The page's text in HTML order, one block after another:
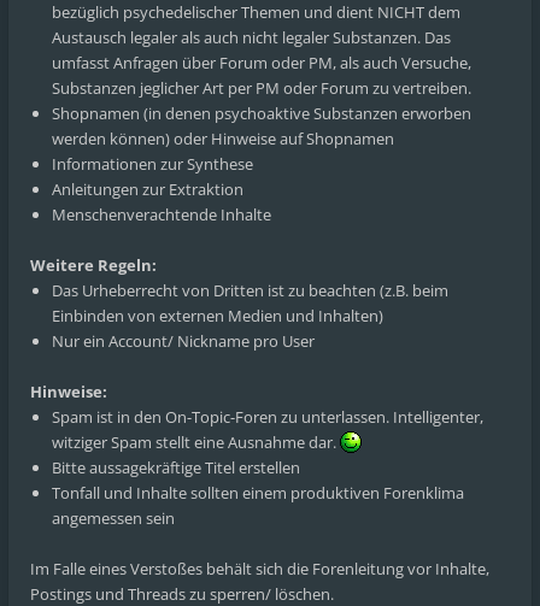
bezüglich psychedelischer Themen und dient NICHT dem
Austausch legaler als auch nicht legaler Substanzen. Das
umfasst Anfragen über Forum oder PM, als auch Versuche,
Substanzen jeglicher Art per PM oder Forum zu vertreiben.
Shopnamen (in denen psychoaktive Substanzen erworben
werden können) oder Hinweise auf Shopnamen
Informationen zur Synthese
Anleitungen zur Extraktion
Menschenverachtende Inhalte
Weitere Regeln:
Das Urheberrecht von Dritten ist zu beachten (z.B. beim
Einbinden von externen Medien und Inhalten)
Nur ein Account/ Nickname pro User
Hinweise:
Spam ist in den On-Topic-Foren zu unterlassen. Intelligenter,
witziger Spam stellt eine Ausnahme dar.
Bitte aussagekräftige Titel erstellen
Tonfall und Inhalte sollten einem produktiven Forenklima
angemessen sein
Im Falle eines Verstoßes behält sich die Forenleitung vor Inhalte,
Postings und Threads zu sperren/ löschen.